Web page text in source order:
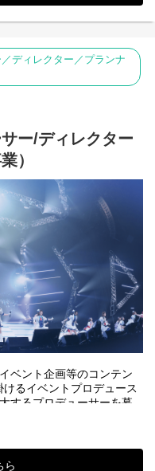
施例）
出展（過去実施例）
Starless-』出展情報
業務
配
われる
ャンルを超えた様々なエ
た時SNS等で直接ファン
じ目線で仕事ができる
経歴書、現年収・希望
性もあります。
ディレクター／プランナ
ー/ディレクター
）
ベント企画等のコンテン
るイベントプロデュース
するプロデューサーを募
による増員
ら